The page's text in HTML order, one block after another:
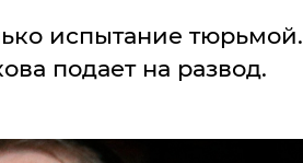
испытание тюрьмой.
подает на развод.